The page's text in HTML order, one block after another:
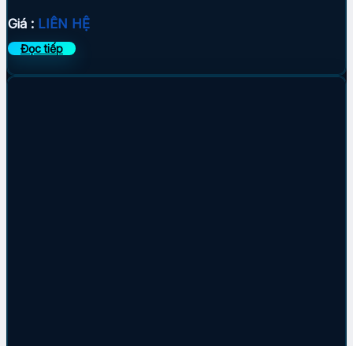
Giá : LIÊN HỆ
Đọc tiếp